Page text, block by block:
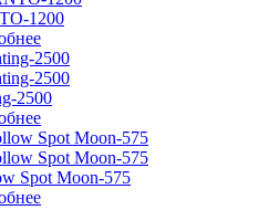
1200
2500
Spot Moon-575